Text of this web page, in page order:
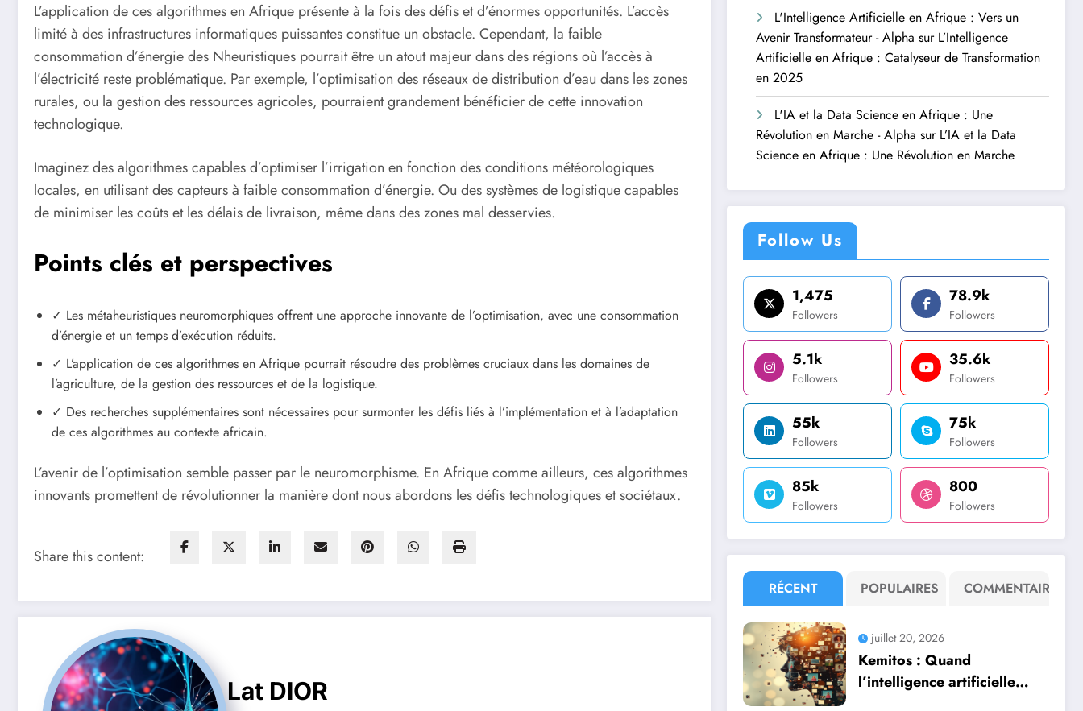
L’application de ces algorithmes en Afrique présente à la fois des défis et d’énormes opportunités. L’accès
limité à des infrastructures informatiques puissantes constitue un obstacle. Cependant, la faible
consommation d’énergie des Nheuristiques pourrait être un atout majeur dans des régions où l’accès à
l’électricité reste problématique. Par exemple, l’optimisation des réseaux de distribution d’eau dans les zones
rurales, ou la gestion des ressources agricoles, pourraient grandement bénéficier de cette innovation
technologique.
Imaginez des algorithmes capables d’optimiser l’irrigation en fonction des conditions météorologiques
locales, en utilisant des capteurs à faible consommation d’énergie. Ou des systèmes de logistique capables
de minimiser les coûts et les délais de livraison, même dans des zones mal desservies.
Points clés et perspectives
✓ Les métaheuristiques neuromorphiques offrent une approche innovante de l’optimisation, avec une consommation
d’énergie et un temps d’exécution réduits.
✓ L’application de ces algorithmes en Afrique pourrait résoudre des problèmes cruciaux dans les domaines de
l’agriculture, de la gestion des ressources et de la logistique.
✓ Des recherches supplémentaires sont nécessaires pour surmonter les défis liés à l’implémentation et à l’adaptation
de ces algorithmes au contexte africain.
L’avenir de l’optimisation semble passer par le neuromorphisme. En Afrique comme ailleurs, ces algorithmes
innovants promettent de révolutionner la manière dont nous abordons les défis technologiques et sociétaux.
Share this content:
Lat DIOR
L'Intelligence Artificielle en Afrique : Vers un
Avenir Transformateur - Alpha sur L’Intelligence
Artificielle en Afrique : Catalyseur de Transformation
en 2025
L'IA et la Data Science en Afrique : Une
Révolution en Marche - Alpha sur L’IA et la Data
Science en Afrique : Une Révolution en Marche
Follow Us
1,475
Followers
78.9k
Followers
5.1k
Followers
35.6k
Followers
55k
Followers
75k
Followers
85k
Followers
800
Followers
RÉCENT POPULAIRES COMMENTAIRE
juillet 20, 2026
Kemitos : Quand
l’intelligence artificielle